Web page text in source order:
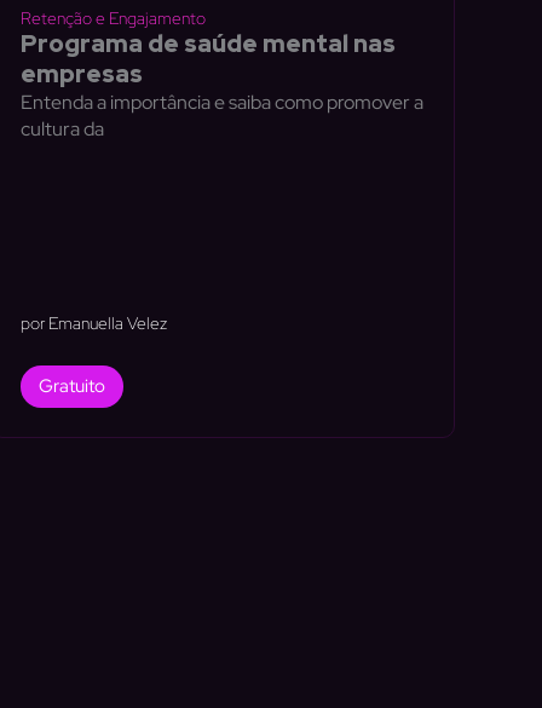
Retenção e Engajamento
Programa de saúde mental nas
empresas
Entenda a importância e saiba como promover a
cultura da
por Emanuella Velez
Gratuito